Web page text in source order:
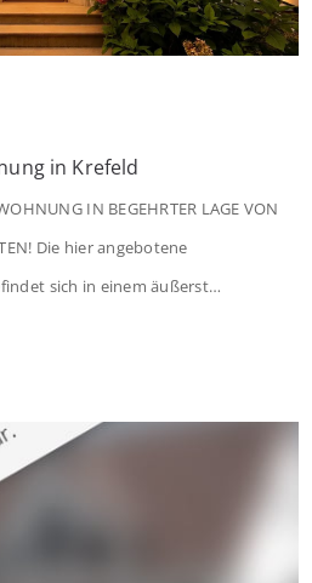
in Krefeld
IN BEGEHRTER LAGE VON
Die hier angebotene
sich in einem äußerst
hochwertige Ausstattung, die
einem stilvollen Ambiente